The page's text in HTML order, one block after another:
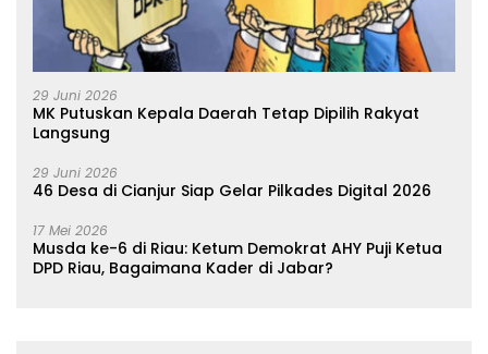
29 Juni 2026
MK Putuskan Kepala Daerah Tetap Dipilih Rakyat
Langsung
29 Juni 2026
46 Desa di Cianjur Siap Gelar Pilkades Digital 2026
17 Mei 2026
Musda ke-6 di Riau: Ketum Demokrat AHY Puji Ketua
DPD Riau, Bagaimana Kader di Jabar?